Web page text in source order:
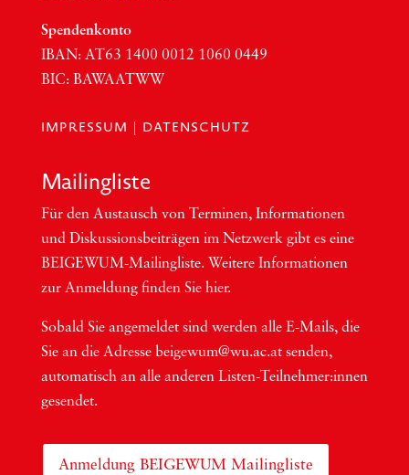
Spen­den­kon­to
IBAN: AT63 1400 0012 1060 0449
BIC: BAWAATWW
IMPRESSUM | DATENSCHUTZ
Mai­ling­lis­te
Für den Aus­tausch von Ter­mi­nen, Infor­ma­tio­nen
und Dis­kus­si­ons­bei­trä­gen im Netzwerk gibt es eine
BEI­GEWUM-Mai­ling­lis­te. Wei­te­re Infor­ma­tio­nen
zur Anmel­dung fin­den Sie hier.
Sobald Sie ange­mel­det sind wer­den alle E-Mails, die
Sie an die Adres­se beigewum@wu.ac.at sen­den,
auto­ma­tisch an alle ande­ren Lis­ten-Teil­neh­me­r:in­nen
gesendet.
Anmeldung BEIGEWUM Mailingliste